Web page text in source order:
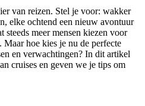
van reizen. Stel je voor: wakker
elke ochtend een nieuw avontuur
steeds meer mensen kiezen voor
hoe kies je nu de perfecte
en verwachtingen? In dit artikel
cruises en geven we je tips om